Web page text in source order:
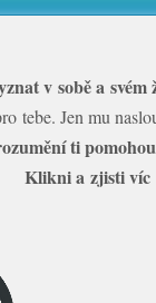
v sobě a
tebe. Jen mu
ti pomohou
Klikni a zjisti víc